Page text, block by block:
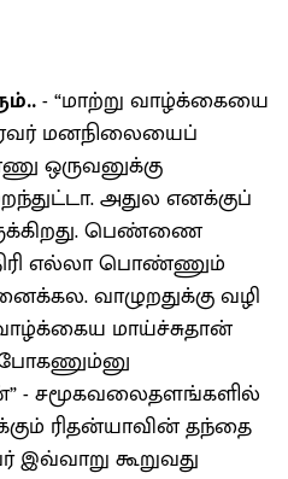
- “மாற்று வாழ்க்கையை
மனநிலையைப்
ஒருவனுக்கு
அதுல எனக்குப்
பெண்ணை
எல்லா பொண்ணும்
வாழுறதுக்கு வழி
மாய்ச்சுதான்
- சமூகவலைதளங்களில்
ரிதன்யாவின் தந்தை
இவ்வாறு கூறுவது